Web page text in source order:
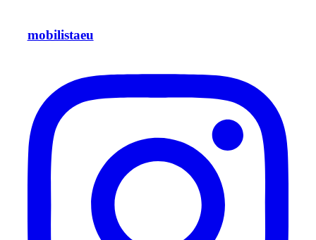
mobilistaeu